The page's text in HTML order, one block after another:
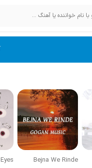
Bejna We Rinde